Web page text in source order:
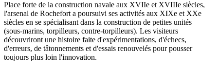
Place forte de la construction navale aux XVIIe et XVIIIe siècles,
l'arsenal de Rochefort a poursuivi ses activités aux XIXe et XXe
siècles en se spécialisant dans la construction de petites unités
(sous‑marins, torpilleurs, contre-torpilleurs). Les visiteurs
découvriront une histoire faite d'expérimentations, d'échecs,
d'erreurs, de tâtonnements et d'essais renouvelés pour pousser
toujours plus loin l'innovation.